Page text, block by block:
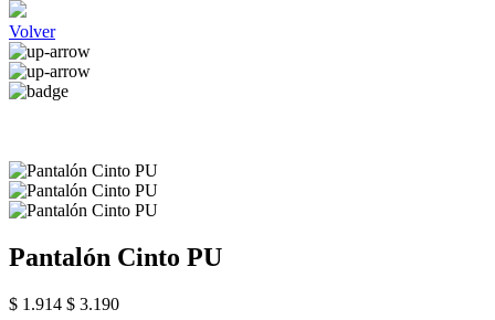
Volver
Pantalón Cinto PU
$ 1.914 $ 3.190